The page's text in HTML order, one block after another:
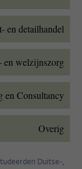
en detailhandel
en welzijnszorg
en Consultancy
Overig
Duitse-,